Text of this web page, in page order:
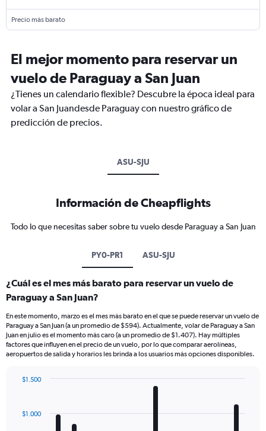
Precio más barato
El mejor momento para reservar un
vuelo de Paraguay a San Juan
¿Tienes un calendario flexible? Descubre la época ideal para
volar a San Juandesde Paraguay con nuestro gráfico de
predicción de precios.
ASU-SJU
Información de Cheapflights
Todo lo que necesitas saber sobre tu vuelo desde Paraguay a San Juan
PY0-PR1 ASU-SJU
¿Cuál es el mes más barato para reservar un vuelo de
Paraguay a San Juan?
En este momento, marzo es el mes más barato en el que se puede reservar un vuelo de
Paraguay a San Juan (a un promedio de $594). Actualmente, volar de Paraguay a San
Juan en julio es el momento más caro (a un promedio de $1.407). Hay múltiples
factores que influyen en el precio de un vuelo, por lo que comparar aerolíneas,
aeropuertos de salida y horarios les brinda a los usuarios más opciones disponibles.
with
12
$1.000
$1.500